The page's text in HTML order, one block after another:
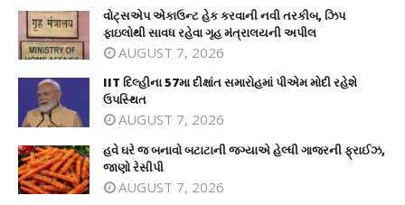
વોટ્સએપ એકાઉન્ટ હેક કરવાની નવી તરકીબ, ઝિપ
ફાઇલોથી સાવધ રહેવા ગૃહ મંત્રાલયની અપીલ
AUGUST 7, 2026
IIT દિલ્હીના 57મા દીક્ષાંત સમારોહમાં પીએમ મોદી રહેશે
ઉપસ્થિત
AUGUST 7, 2026
હવે ઘરે જ બનાવો બટાટાની જગ્યાએ હેલ્ધી ગાજરની ફ્રાઈઝ,
જાણો રેસીપી
AUGUST 7, 2026